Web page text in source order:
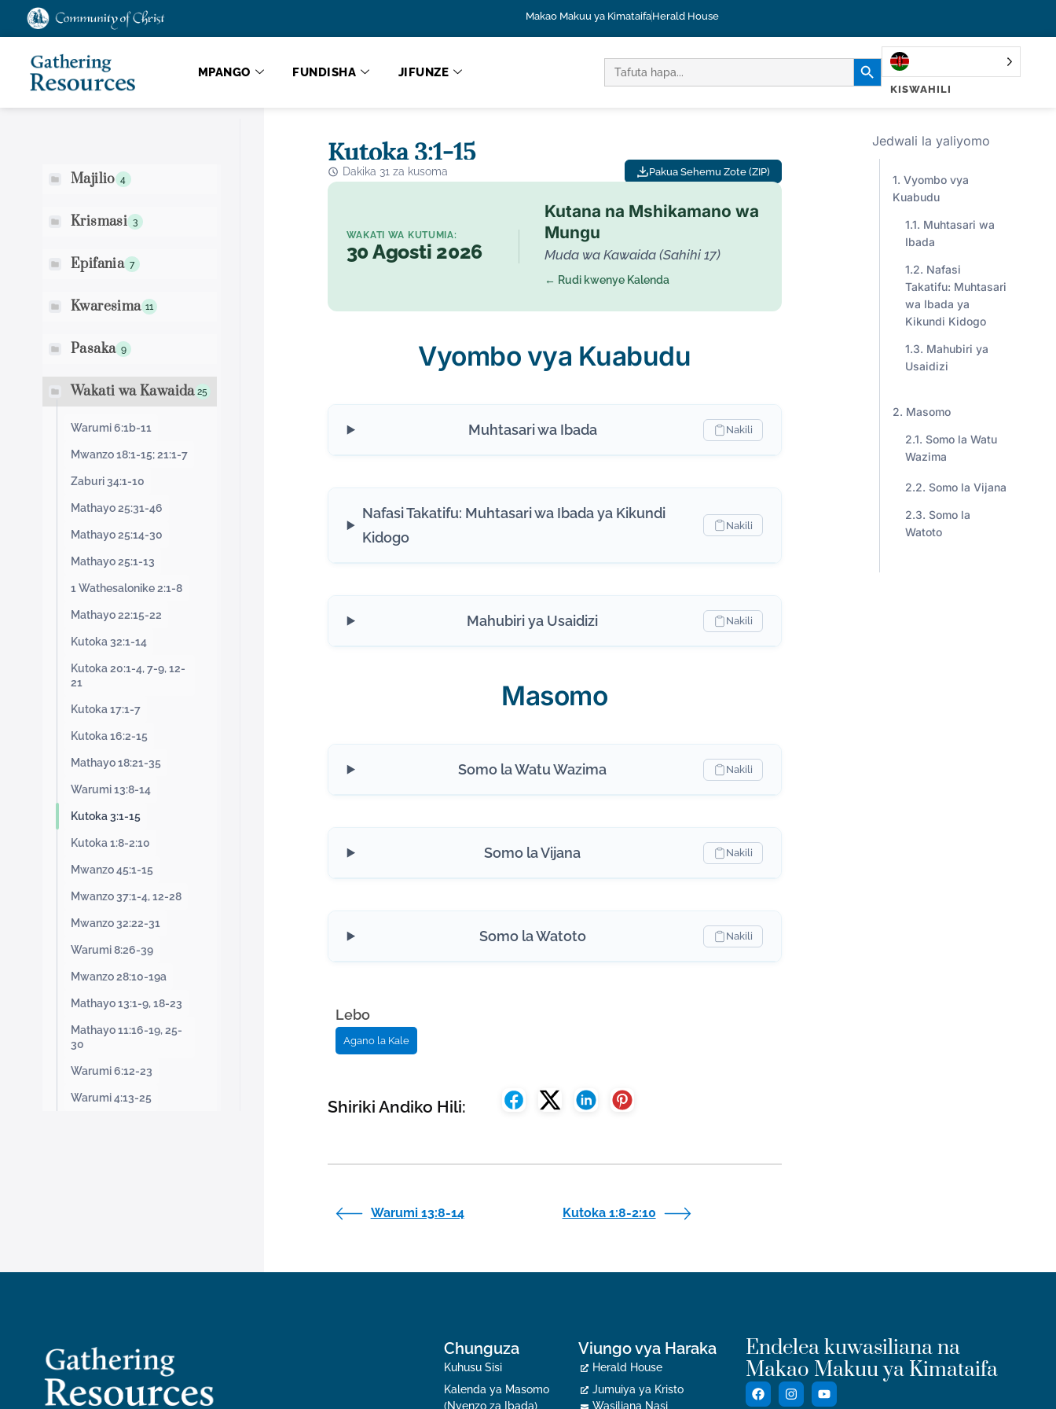
Makao Makuu ya KimataifaHerald House
MPANGO FUNDISHA JIFUNZE TAFUTA:
KITUFE CHA KUTAFUTA
KISWAHILI
Majilio 4
Krismasi 3
Epifania 7
Kwaresima 11
Pasaka 9
Wakati wa Kawaida 25
Warumi 6:1b-11
Mwanzo 18:1-15; 21:1-7
Zaburi 34:1-10
Mathayo 25:31-46
Mathayo 25:14-30
Mathayo 25:1-13
1 Wathesalonike 2:1-8
Mathayo 22:15-22
Kutoka 32:1-14
Kutoka 20:1-4, 7-9, 12-
21
Kutoka 17:1-7
Kutoka 16:2-15
Mathayo 18:21-35
Warumi 13:8-14
Kutoka 3:1-15
Kutoka 1:8-2:10
Mwanzo 45:1-15
Mwanzo 37:1-4, 12-28
Mwanzo 32:22-31
Warumi 8:26-39
Mwanzo 28:10-19a
Mathayo 13:1-9, 18-23
Mathayo 11:16-19, 25-
30
Warumi 6:12-23
Warumi 4:13-25
Kutoka 3:1-15
Pakua Sehemu Zote (ZIP)
Dakika 31 za kusoma
WAKATI WA KUTUMIA:
30 Agosti 2026
Kutana na Mshikamano wa
Mungu
Muda wa Kawaida (Sahihi 17)
← Rudi kwenye Kalenda
Vyombo vya Kuabudu
Muhtasari wa Ibada Nakili
Nafasi Takatifu: Muhtasari wa Ibada ya Kikundi
Kidogo
Nakili
Mahubiri ya Usaidizi Nakili
Masomo
Somo la Watu Wazima Nakili
Somo la Vijana Nakili
Somo la Watoto Nakili
Lebo
Agano la Kale
Shiriki Andiko Hili:
Warumi 13:8-14 Kutoka 1:8-2:10
Jedwali la yaliyomo
Vyombo vya
Kuabudu
Muhtasari wa
Ibada
Nafasi
Takatifu: Muhtasari
wa Ibada ya
Kikundi Kidogo
Mahubiri ya
Usaidizi
Masomo
Somo la Watu
Wazima
Somo la Vijana
Somo la
Watoto
Chunguza
Kuhusu Sisi
Kalenda ya Masomo
(Nyenzo za Ibada)
Viungo vya Haraka
Herald House
Jumuiya ya Kristo
Wasiliana Nasi
Endelea kuwasiliana na
Makao Makuu ya Kimataifa